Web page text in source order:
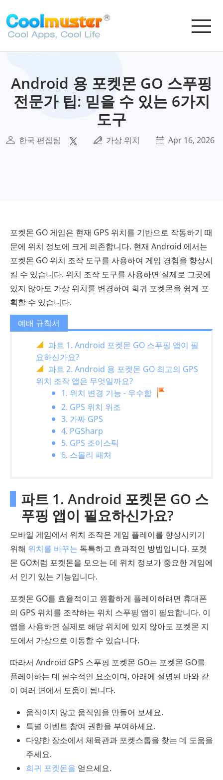
Android 용 포켓몬 GO 스푸핑
전문가 팁: 믿을 수 있는 6가지
도구
한국 편집팀 가상 위치 Apr 16, 2026
포켓몬 GO 게임은 현재 GPS 위치를 기반으로 작동하기 때
문에 위치 정보에 크게 의존합니다. 현재 Android 에서는
포켓몬 GO 위치 조작 도구를 사용하여 게임 경험을 향상시
킬 수 있습니다. 위치 조작 도구를 사용하면 실제로 그곳에
있지 않아도 가상 위치를 변경하여 희귀 포켓몬을 쉽게 포
획할 수 있습니다.
예배 규칙서
파트 1. Android 포켓몬 GO 스푸핑 앱이 필
요하신가요?
파트 2. Android 용 포켓몬 GO 최고의 GPS
위치 조작 앱은 무엇일까요?
1. 위치 변경 기능 - 우수함
2. GPS 위치 위조
3. 가짜 GPS
4. PGSharp
5. GPS 조이스틱
6. 스몰리 패처
파트 1. Android 포켓몬 GO 스
푸핑 앱이 필요하신가요?
모바일 게임에서 위치 조작은 게임 플레이를 향상시키기
위해 위치를 바꾸는 독특하고 효과적인 방법입니다. 포켓
몬 GO처럼 포켓몬을 모으는 데 위치 정보가 중요한 게임에
서 인기 있는 기능입니다.
포켓몬 GO를 효율적이고 원활하게 플레이하려면 휴대폰
의 GPS 위치를 조작하는 위치 스푸핑 앱이 필요합니다. 이
앱을 사용하면 실제로 해당 위치에 있지 않아도 포켓몬 지
도에서 가상으로 이동할 수 있습니다.
따라서 Android GPS 스푸핑 포켓몬 GO는 포켓몬 GO를
플레이하는 데 필수적인 요소이며, 아래에 설명된 바와 같
이 여러 면에서 도움이 됩니다.
움직이지 않고 움직임을 만들어 보세요.
특별 이벤트 참여 권한을 부여하세요.
다양한 장소에서 체육관과 포켓스톱을 찾는 데 도움을
주세요.
희귀 포켓몬을 얻으세요.